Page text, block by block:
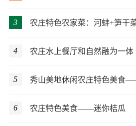
3
4 农庄水上餐厅和自然融为一体
5
6 农庄特色美食——迷你桔瓜